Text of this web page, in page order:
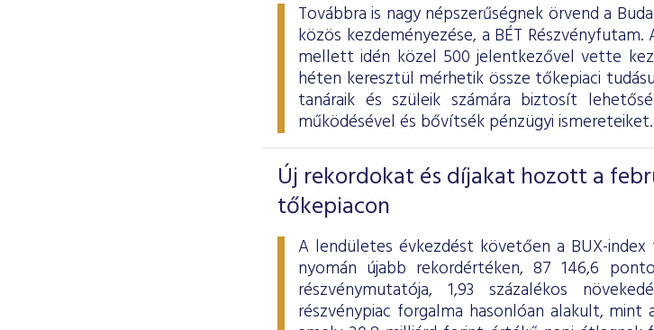
Továbbra is nagy népszerűségnek örvend a
közös kezdeményezése, a BÉT
mellett idén közel 500 jelentkezővel vette
héten keresztül mérhetik össze tőkepiaci
tanáraik és szüleik számára biztosít
működésével és bővítsék pénzügyi ismereteiket.
Új rekordokat és díjakat hozott a
tőkepiacon
A lendületes évkezdést követően a BUX-
nyomán újabb rekordértéken, 87 146,6
részvénymutatója, 1,93 százalékos
részvénypiac forgalma hasonlóan alakult,